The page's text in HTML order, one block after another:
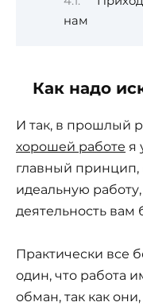
нам
Как надо
И так, в прошлый
хорошей работе я
главный принцип,
идеальную
деятельность вам
Практически все
один, что работа
обман, так как